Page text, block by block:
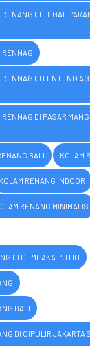
DI TEGAL
RENNAG
DI LENTENG
DI PASAR
BALI KOLAM
KOLAM RENANG INDOOR
RENANG MINIMALIS
DI CEMPAKA PUTIH
BALI
DI CIPULIR JAKARTA